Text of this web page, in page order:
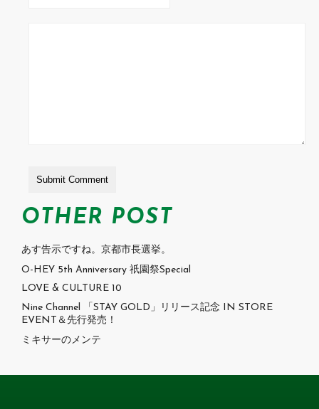
OTHER POST
あす告示ですね。京都市長選挙。
O-HEY 5th Anniversary 祇園祭Special
LOVE & CULTURE 10
Nine Channel 「STAY GOLD」リリース記念 IN STORE
EVENT＆先行発売！
ミキサーのメンテ